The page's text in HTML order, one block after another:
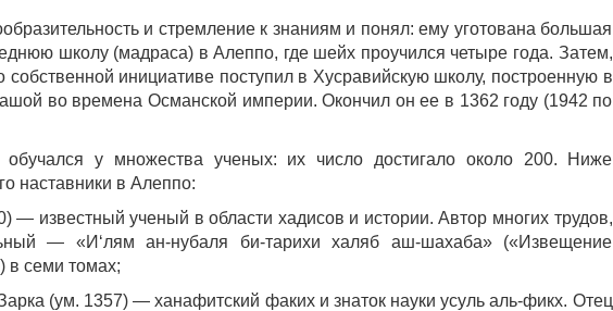
и стремление к знаниям и понял: ему уготована большая
школу (мадраса) в Алеппо, где шейх проучился четыре года. Затем,
собственной инициативе поступил в Хусравийскую школу, построенную в
во времена Османской империи. Окончил он ее в 1362 году (1942 по
у множества ученых: их число достигало около 200. Ниже
наставники в Алеппо:
— известный ученый в области хадисов и истории. Автор многих трудов,
— «И‘лям ан-нубаля би-тарихи халяб аш-шахаба» («Извещение
в семи томах;
(ум. 1357) — ханафитский факих и знаток науки усуль аль-фикх. Отец